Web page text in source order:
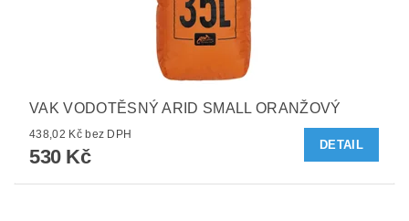
VAK VODOTĚSNÝ ARID SMALL ORANŽOVÝ
438,02 Kč bez DPH
530 Kč
DETAIL